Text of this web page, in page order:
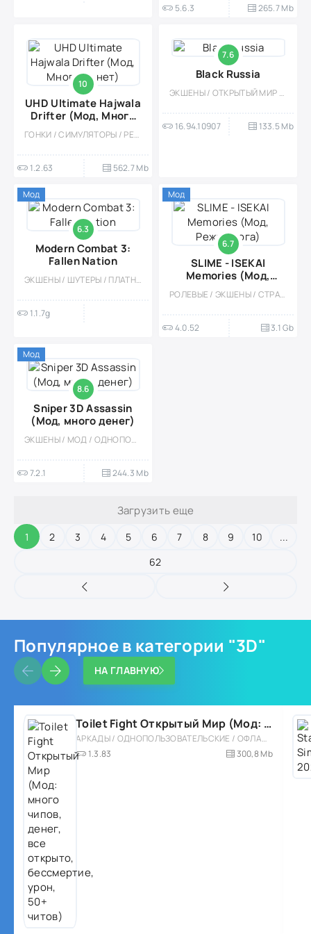
5.6.3 265.7 Mb
10
UHD Ultimate Hajwala
Drifter (Мод, Много
монет)
ГОНКИ / СИМУЛЯТОРЫ / РЕАЛИЗМ / ОДНОПОЛЬЗОВАТЕЛЬСКИЕ / СТИЛИЗАЦИЯ / СОРЕВНОВАТЕЛЬНАЯ / МНОГОПОЛЬЗОВАТЕЛЬСКАЯ / ЭКСТРЕМАЛЬНАЯ ЕЗДА / ФИЗИКА / 3D / ДРИФТ
1.2.63 562.7 Mb
7.6
Black Russia
ЭКШЕНЫ / ОТКРЫТЫЙ МИР / ПРИКЛЮЧЕНИЕ / ОДНОПОЛЬЗОВАТЕЛЬСКИЕ / МНОГОПОЛЬЗОВАТЕЛЬСКАЯ / СОРЕВНОВАТЕЛЬНАЯ / 3D / МАЛЕНЬКАЯ / ВСТРОЕННЫЙ КЕШ / ШУТЕРЫ
16.94.10907 133.5 Mb
6.3
Modern Combat 3:
Fallen Nation
ЭКШЕНЫ / ШУТЕРЫ / ПЛАТНАЯ / КАЗУАЛЬНЫЕ / ОДНОПОЛЬЗОВАТЕЛЬСКИЕ / ОФЛАЙН / БОЛЬШАЯ / 3D / МОД
1.1.7g
Мод
6.7
SLIME - ISEKAI
Memories (Мод,
Режим бога)
РОЛЕВЫЕ / ЭКШЕНЫ / СТРАТЕГИИ / АНИМЕ / МОД / ОДНОПОЛЬЗОВАТЕЛЬСКИЕ / БОЛЬШАЯ / 3D
4.0.52 3.1 Gb
Мод
8.6
Sniper 3D Assassin
(Мод, много денег)
ЭКШЕНЫ / МОД / ОДНОПОЛЬЗОВАТЕЛЬСКИЕ / ОФЛАЙН / 3D / СИМУЛЯТОРЫ / ОТ ПЕРВОГО ЛИЦА / ВСТРОЕННЫЙ КЕШ
7.2.1 244.3 Mb
Мод
Загрузить еще
1 2 3 4 5 6 7 8 9 10
...
62
Популярное в категории "3D"
НА ГЛАВНУЮ
Toilet Fight Открытый Мир (Мод: много чипов, денег, все открыто, бессмертие, урон, 50+ читов)
АРКАДЫ / ОДНОПОЛЬЗОВАТЕЛЬСКИЕ / ОФЛАЙН / МОД / РОЛЕВЫЕ / ШУТЕРЫ / ОТКРЫТЫЙ МИР / ВСТРОЕННЫЙ КЕШ / 3D / ЭКШЕНЫ / ТУАЛЕТНЫЕ ВОЙНЫ / ДЛЯ ДЕТЕЙ
1.3.83
300,8 Mb